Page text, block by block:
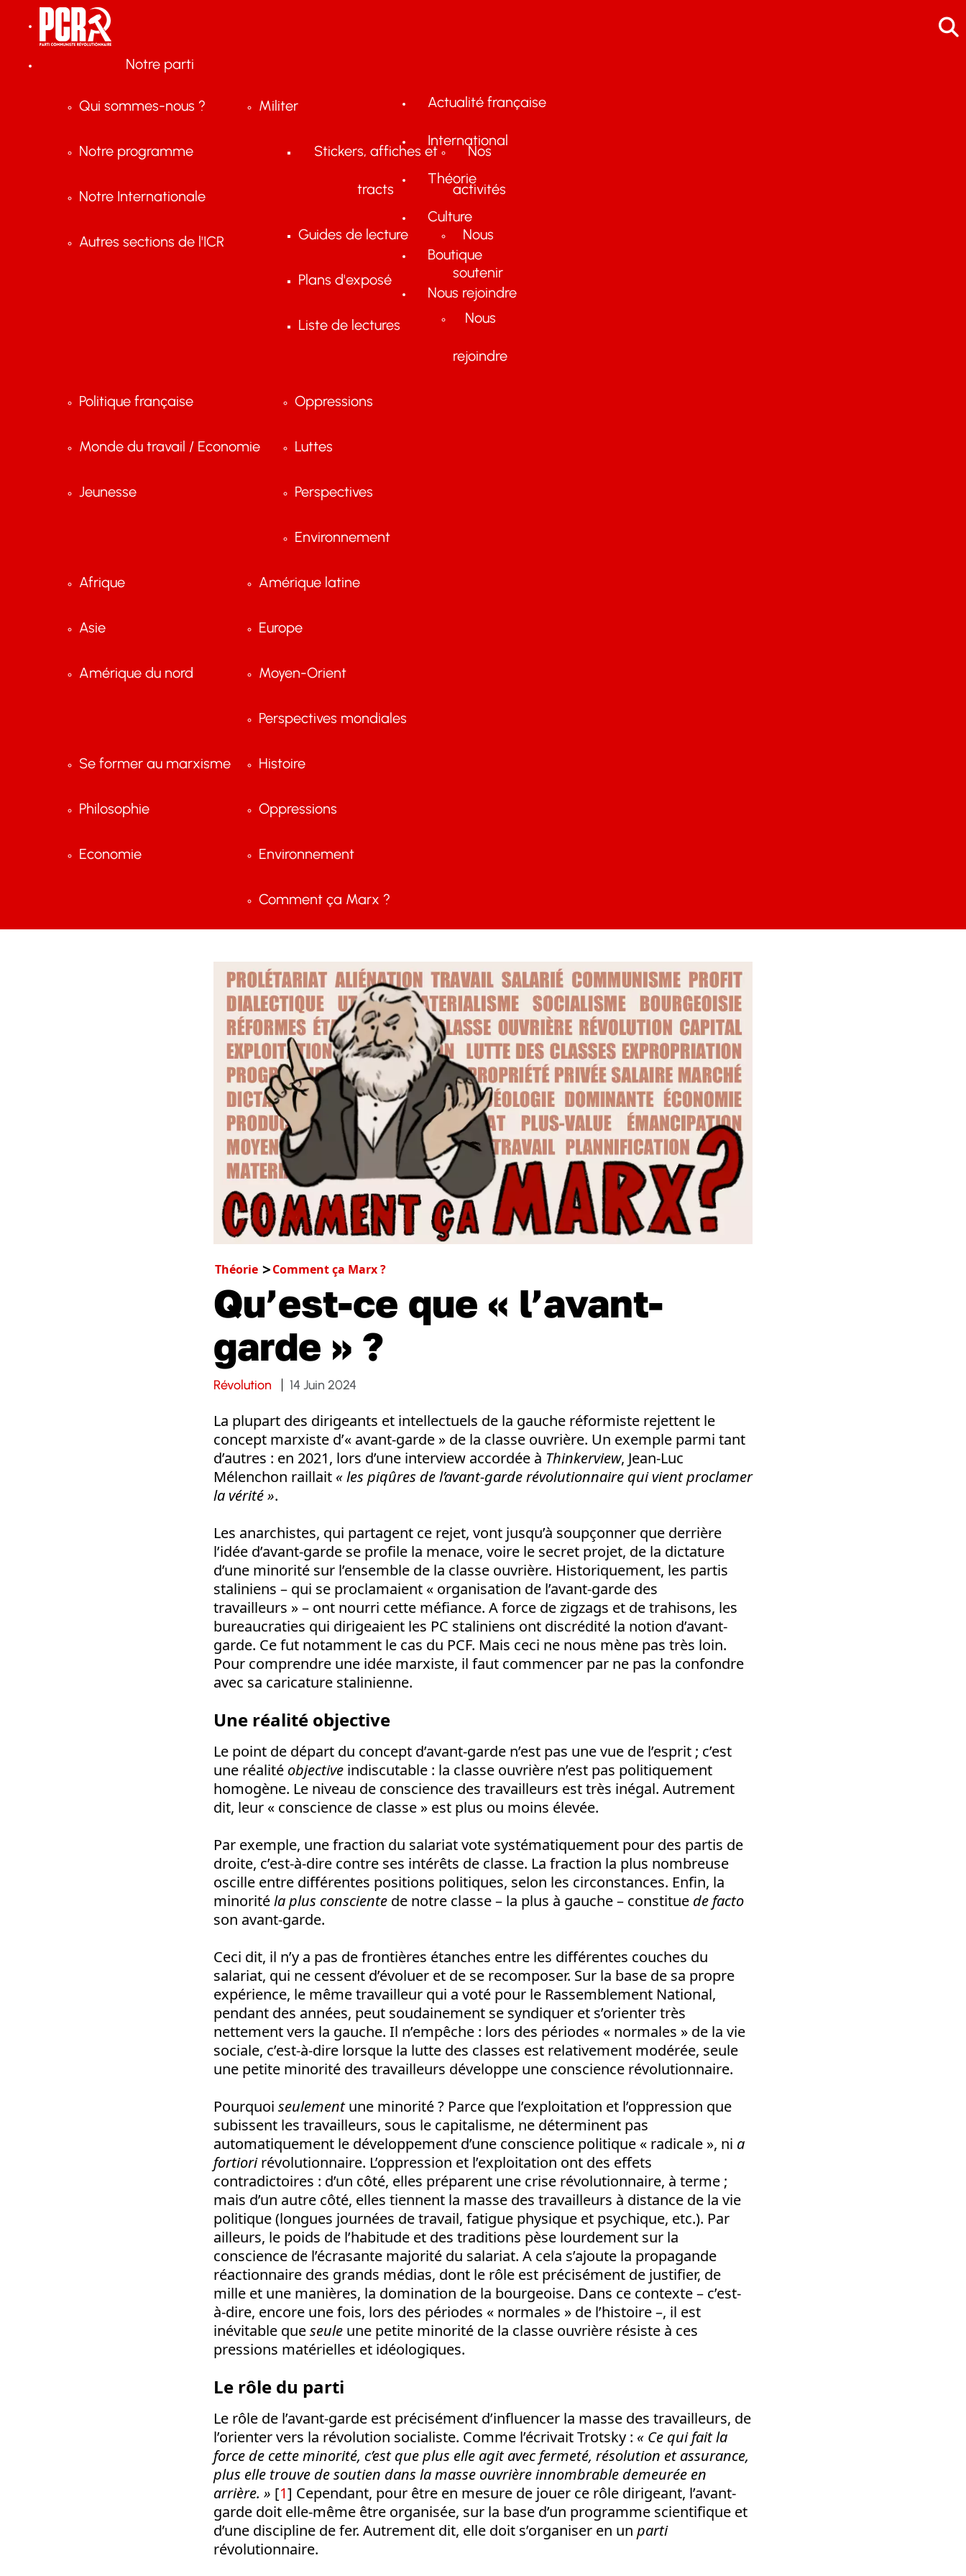
Notre parti
Qui sommes-nous ?
Notre programme
Notre Internationale
Autres sections de l'ICR
Militer
Stickers, affiches et
tracts
Guides de lecture
Plans d'exposé
Liste de lectures
Nos
activités
Nous
soutenir
Nous
rejoindre
Actualité française
Politique française
Monde du travail / Economie
Jeunesse
Oppressions
Luttes
Perspectives
Environnement
International
Afrique
Asie
Amérique du nord
Amérique latine
Europe
Moyen-Orient
Perspectives mondiales
Théorie
Se former au marxisme
Philosophie
Economie
Histoire
Oppressions
Environnement
Comment ça Marx ?
Culture
Boutique
Nous rejoindre
Théorie Comment ça Marx ?
Qu’est-ce que « l’avant-
garde » ?
Révolution 14 Juin 2024
La plupart des dirigeants et intellectuels de la gauche réformiste rejettent le
concept marxiste d’« avant-garde » de la classe ouvrière. Un exemple parmi tant
d’autres : en 2021, lors d’une interview accordée à Thinkerview, Jean-Luc
Mélenchon raillait « les piqûres de l’avant-garde révolutionnaire qui vient proclamer
la vérité ».
Les anarchistes, qui partagent ce rejet, vont jusqu’à soupçonner que derrière
l’idée d’avant-garde se profile la menace, voire le secret projet, de la dictature
d’une minorité sur l’ensemble de la classe ouvrière. Historiquement, les partis
staliniens – qui se proclamaient « organisation de l’avant-garde des
travailleurs » – ont nourri cette méfiance. A force de zigzags et de trahisons, les
bureaucraties qui dirigeaient les PC staliniens ont discrédité la notion d’avant-
garde. Ce fut notamment le cas du PCF. Mais ceci ne nous mène pas très loin.
Pour comprendre une idée marxiste, il faut commencer par ne pas la confondre
avec sa caricature stalinienne.
Une réalité objective
Le point de départ du concept d’avant-garde n’est pas une vue de l’esprit ; c’est
une réalité objective indiscutable : la classe ouvrière n’est pas politiquement
homogène. Le niveau de conscience des travailleurs est très inégal. Autrement
dit, leur « conscience de classe » est plus ou moins élevée.
Par exemple, une fraction du salariat vote systématiquement pour des partis de
droite, c’est-à-dire contre ses intérêts de classe. La fraction la plus nombreuse
oscille entre différentes positions politiques, selon les circonstances. Enfin, la
minoritéla plus consciente de notre classe – la plus à gauche – constitue de facto
son avant-garde.
Ceci dit, il n’y a pas de frontières étanches entre les différentes couches du
salariat, qui ne cessent d’évoluer et de se recomposer. Sur la base de sa propre
expérience, le même travailleur qui a voté pour le Rassemblement National,
pendant des années, peut soudainement se syndiquer et s’orienter très
nettement vers la gauche. Il n’empêche : lors des périodes « normales » de la vie
sociale, c’est-à-dire lorsque la lutte des classes est relativement modérée, seule
une petite minorité des travailleurs développe une conscience révolutionnaire.
Pourquoi seulementune minorité ? Parce que l’exploitation et l’oppression que
subissent les travailleurs, sous le capitalisme, ne déterminent pas
automatiquement le développement d’une conscience politique « radicale », ni a
fortiorirévolutionnaire. L’oppression et l’exploitation ont des effets
contradictoires : d’un côté, elles préparent une crise révolutionnaire, à terme ;
mais d’un autre côté, elles tiennent la masse des travailleurs à distance de la vie
politique (longues journées de travail, fatigue physique et psychique, etc.). Par
ailleurs, le poids de l’habitude et des traditions pèse lourdement sur la
conscience de l’écrasante majorité du salariat. A cela s’ajoute la propagande
réactionnaire des grands médias, dont le rôle est précisément de justifier, de
mille et une manières, la domination de la bourgeoise. Dans ce contexte – c’est-
à-dire, encore une fois, lors des périodes « normales » de l’histoire –, il est
inévitable queseule une petite minorité de la classe ouvrière résiste à ces
pressions matérielles et idéologiques.
Le rôle du parti
Le rôle de l’avant-garde est précisément d’influencer la masse des travailleurs, de
l’orienter vers la révolution socialiste. Comme l’écrivait Trotsky : « Ce qui fait la
force de cette minorité, c’est que plus elle agit avec fermeté, résolution et assurance,
plus elle trouve de soutien dans la masse ouvrière innombrable demeurée en
arrière. » [1] Cependant, pour être en mesure de jouer ce rôle dirigeant, l’avant-
garde doit elle-même être organisée, sur la base d’un programme scientifique et
d’une discipline de fer. Autrement dit, elle doit s’organiser en un parti
révolutionnaire.